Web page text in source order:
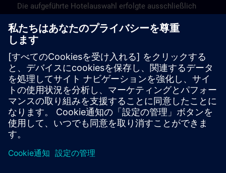
Die aufgeführte Hotelauswahl erfolgte ausschließlich
der günstigen Verkehrsanbindung zum
Veranstaltungsort.
Es handelt sich hierbei nicht um Siemens-
Vertragshotels, daher können wir für die Qualität der
Hotels keine Gewähr übernehmen.
Stornierung
Bitte stornieren Sie schriftlich.